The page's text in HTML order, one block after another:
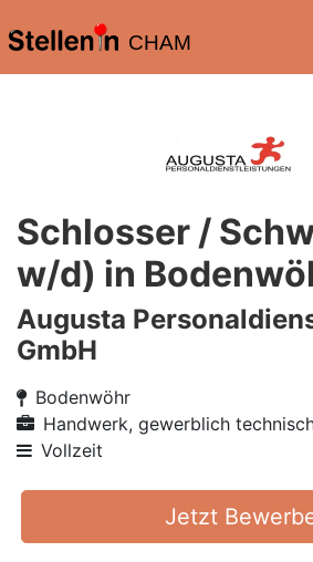
CHAM
Schlosser /
w/d) in
Augusta
GmbH
Bodenwöhr
Handwerk, gewerblich
Vollzeit
Jetzt